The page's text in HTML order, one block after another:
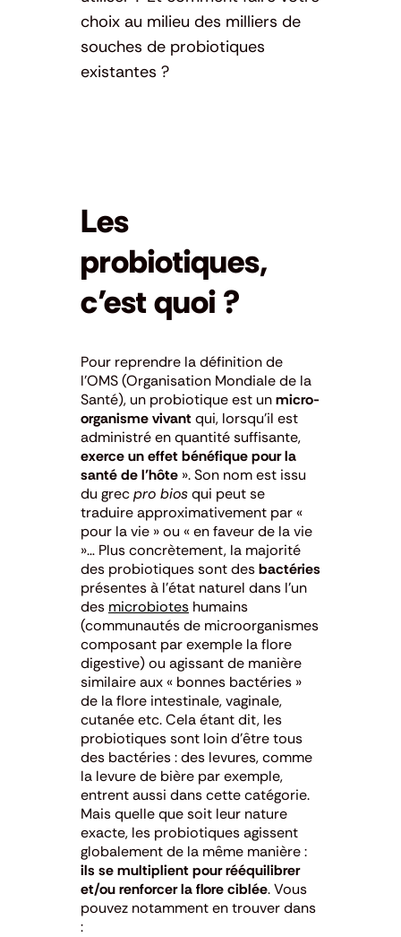
choix au milieu des milliers de
souches de probiotiques
existantes ?
Les
probiotiques,
c’est quoi ?
Pour reprendre la définition de
l’OMS (Organisation Mondiale de la
Santé), un probiotique est unmicro-
organisme vivantqui, lorsqu’il est
administré en quantité suffisante,
exerce un effet bénéfique pour la
santé de l’hôte ». Son nom est issu
du grecpro biosqui peut se
traduire approximativement par «
pour la vie » ou « en faveur de la vie
»… Plus concrètement, la majorité
des probiotiques sont desbactéries
présentes à l’état naturel dans l’un
des microbiotes humains
(communautés de microorganismes
composant par exemple la flore
digestive) ou agissant de manière
similaire aux « bonnes bactéries »
de la flore intestinale, vaginale,
cutanée etc. Cela étant dit, les
probiotiques sont loin d’être tous
des bactéries : des levures, comme
la levure de bière par exemple,
entrent aussi dans cette catégorie.
Mais quelle que soit leur nature
exacte, les probiotiques agissent
globalement de la même manière :
ils se multiplient pour rééquilibrer
et/ou renforcer la flore ciblée. Vous
pouvez notamment en trouver dans
: